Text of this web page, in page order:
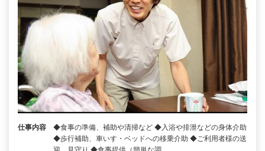
仕事内容
◆食事の準備、補助や清掃など ◆入浴や排泄などの身体介助
◆歩行補助、車いす・ベッドへの移乗介助 ◆ご利用者様の送